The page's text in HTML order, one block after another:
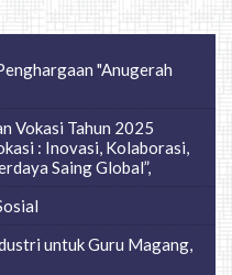
"Anugerah
Vokasi Tahun 2025
: Inovasi, Kolaborasi,
Saing Global”,
untuk Guru Magang,